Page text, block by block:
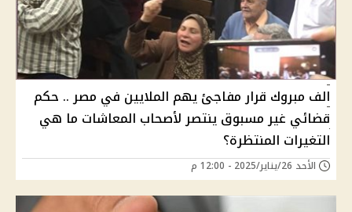
الف مبروك قرار مفاجئ يهم الملايين في مصر .. حكم
قضائي غير مسبوق ينتصر لأصحاب المعاشات ما هي
التغيرات المنتظرة؟
الأحد 26/يناير/2025 - 12:00 م